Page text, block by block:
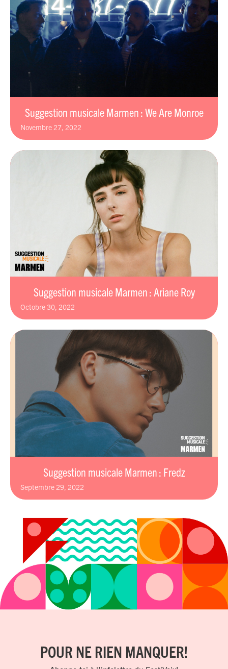
Suggestion musicale Marmen : We Are Monroe
novembre 27, 2022
Suggestion musicale Marmen : Ariane Roy
octobre 30, 2022
Suggestion musicale Marmen : Fredz
septembre 29, 2022
POUR NE RIEN MANQUER!